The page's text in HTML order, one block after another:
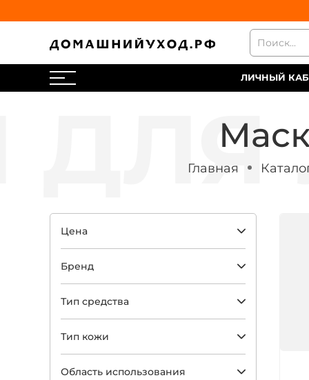
ЛИЧНЫЙ
Главная
Цена
Бренд
Тип средства
Тип кожи
Область использования